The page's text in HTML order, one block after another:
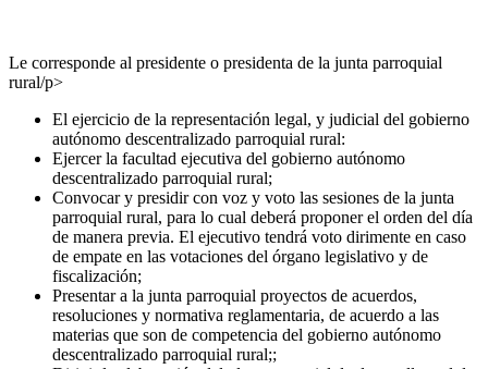
Le corresponde al presidente o presidenta de la junta parroquial
rural/p>
El ejercicio de la representación legal, y judicial del gobierno
autónomo descentralizado parroquial rural:
Ejercer la facultad ejecutiva del gobierno autónomo
descentralizado parroquial rural;
Convocar y presidir con voz y voto las sesiones de la junta
parroquial rural, para lo cual deberá proponer el orden del día
de manera previa. El ejecutivo tendrá voto dirimente en caso
de empate en las votaciones del órgano legislativo y de
fiscalización;
Presentar a la junta parroquial proyectos de acuerdos,
resoluciones y normativa reglamentaria, de acuerdo a las
materias que son de competencia del gobierno autónomo
descentralizado parroquial rural;;